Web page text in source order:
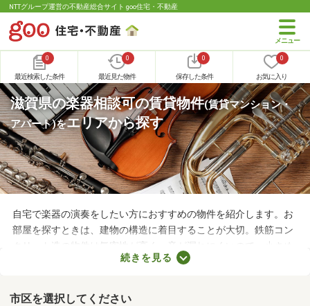
NTTグループ運営の不動産総合サイト goo住宅・不動産
0
最近検索した条件
0
最近見た物件
0
保存した条件
0
お気に入り
滋賀県の楽器相談可の賃貸物件(賃貸マンション・
アパート)をエリアから探す
自宅で楽器の演奏をしたい方におすすめの物件を紹介します。お
部屋を探すときは、建物の構造に着目することが大切。鉄筋コン
クリート造の物件は気密性が高く、音が漏れにくいので、小さめ
の音で演奏すればトラブルになりにくいでしょう。物件によって
くことがおすすめです。
続きを見る
市区を選択してください